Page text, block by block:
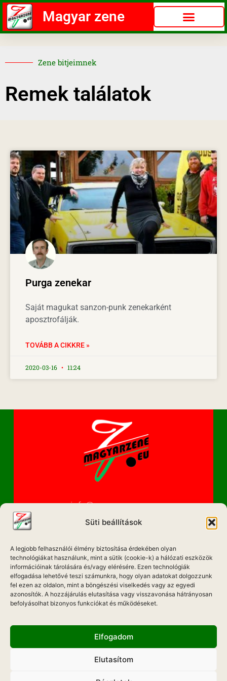
Süti beállítások
A legjobb felhasználói élmény biztosítása érdekében olyan
technológiákat használunk, mint a sütik (cookie-k) a hálózati eszközök
információinak tárolására és/vagy elérésére. Ezen technológiák
elfogadása lehetővé teszi számunkra, hogy olyan adatokat dolgozzunk
fel ezen az oldalon, mint a böngészési viselkedés vagy az egyedi
azonosítók. A hozzájárulás elutasítása vagy visszavonása hátrányosan
befolyásolhat bizonyos funkciókat és működéseket.
Elfogadom
Elutasítom
Magyar zene
Zene bitjeimnek
Remek találatok
Purga zenekar
Saját magukat sanzon-punk zenekarként
aposztrofálják.
TOVÁBB A CIKKRE »
2020-03-16 11:24
info@magyarzene.eu
IMPRESSZUM
ETIKAI KÓDEX
MÉDIA AJÁNLAT
ADATKEZELÉSI NYILATKOZAT
Hadd Szóljon!